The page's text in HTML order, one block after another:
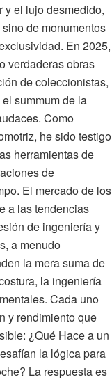
y el lujo desmedido,
de monumentos
En 2025,
verdaderas obras
de coleccionistas,
summum de la
Como
he sido testigo
herramientas de
de
El mercado de los
a las tendencias
de ingeniería y
a menudo
la mera suma de
la ingeniería
Cada uno
y rendimiento que
¿Qué Hace a un
la lógica para
La respuesta es